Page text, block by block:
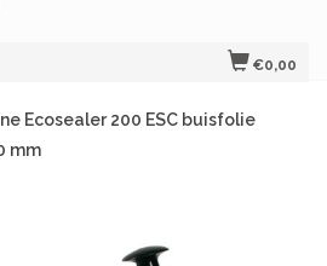
€0,00
Ecosealer 200 ESC buisfolie
mm